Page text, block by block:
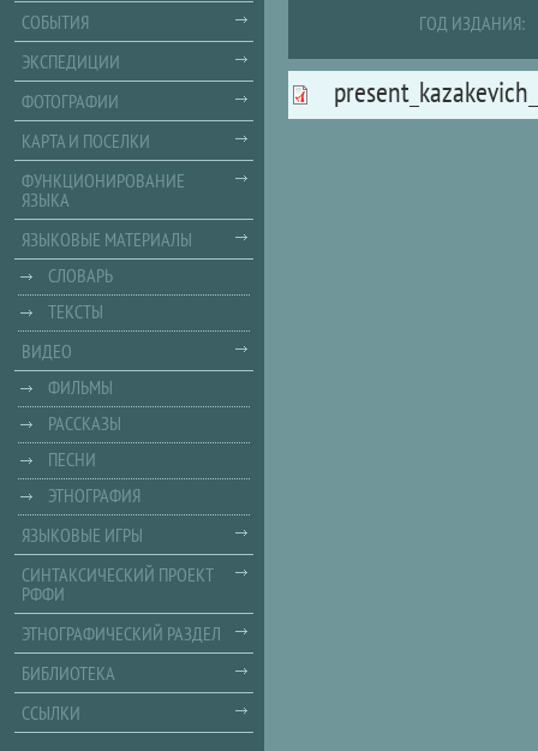
ГОД ИЗДАНИЯ:
СОБЫТИЯ
ЭКСПЕДИЦИИ
ФОТОГРАФИИ
КАРТА И ПОСЕЛКИ
ФУНКЦИОНИРОВАНИЕ
ЯЗЫКА
ЯЗЫКОВЫЕ МАТЕРИАЛЫ
СЛОВАРЬ
ТЕКСТЫ
ВИДЕО
ФИЛЬМЫ
РАССКАЗЫ
ПЕСНИ
ЭТНОГРАФИЯ
ЯЗЫКОВЫЕ ИГРЫ
СИНТАКСИЧЕСКИЙ ПРОЕКТ
РФФИ
ЭТНОГРАФИЧЕСКИЙ РАЗДЕЛ
БИБЛИОТЕКА
ССЫЛКИ